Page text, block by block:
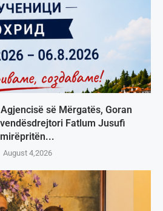
së Mërgatës, Goran
Fatlum Jusufi
mirëpritën...
August 4,2026